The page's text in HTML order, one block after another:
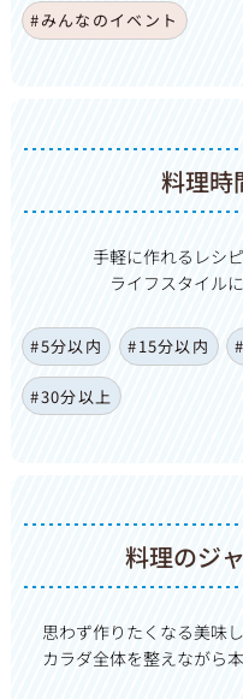
#みんなのイベント
料理時
手軽に作れるレシ
ライフスタイル
#5分以内 #15分以内
#30分以上
料理のジ
思わず作りたくなる美味
カ ラダ全体を整えながら